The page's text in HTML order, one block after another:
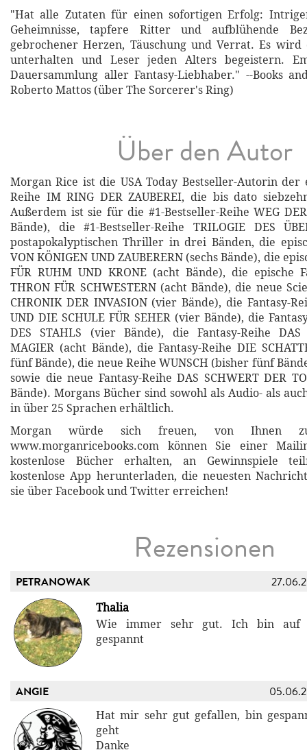
"Hat alle Zutaten für einen sofortigen Erfolg:
Geheimnisse, tapfere Ritter und aufblühende
gebrochener Herzen, Täuschung und Verrat. Es wird
unterhalten und Leser jeden Alters begeistern.
Dauersammlung aller Fantasy-Liebhaber." --Books
Roberto Mattos (über The Sorcerer's Ring)
Über den Autor
Morgan Rice ist die USA Today Bestseller-Autorin der
Reihe IM RING DER ZAUBEREI, die bis dato
Außerdem ist sie für die #1-Bestseller-Reihe WEG
Bände), die #1-Bestseller-Reihe TRILOGIE DES
postapokalyptischen Thriller in drei Bänden, die
VON KÖNIGEN UND ZAUBERERN (sechs Bände), die
FÜR RUHM UND KRONE (acht Bände), die epische
THRON FÜR SCHWESTERN (acht Bände), die neue
CHRONIK DER INVASION (vier Bände), die Fantasy-
UND DIE SCHULE FÜR SEHER (vier Bände), die
DES STAHLS (vier Bände), die Fantasy-Reihe DAS
MAGIER (acht Bände), die Fantasy-Reihe DIE
fünf Bände), die neue Reihe WUNSCH (bisher fünf
sowie die neue Fantasy-Reihe DAS SCHWERT DER
Bände). Morgans Bücher sind sowohl als Audio- als
in über 25 Sprachen erhältlich.
Morgan würde sich freuen, von Ihnen
www.morganricebooks.com können Sie einer
kostenlose Bücher erhalten, an Gewinnspiele
kostenlose App herunterladen, die neuesten
sie über Facebook und Twitter erreichen!
Rezensionen
PETRANOWAK
Thalia
Wie immer sehr gut. Ich bin auf
gespannt
ANGIE
Hat mir sehr gut gefallen, bin
geht
Danke